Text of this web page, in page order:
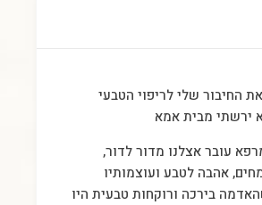
החיבור שלי לריפוי הטבעי
ירשתי מבית אמא
עובר אצלנו מדור לדור,
אהבה לטבע ועוצמותיו
בירכה ורוקחות טבעית היו